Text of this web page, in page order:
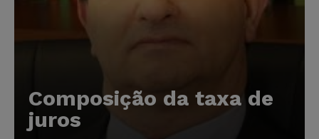
Composição da taxa de
juros